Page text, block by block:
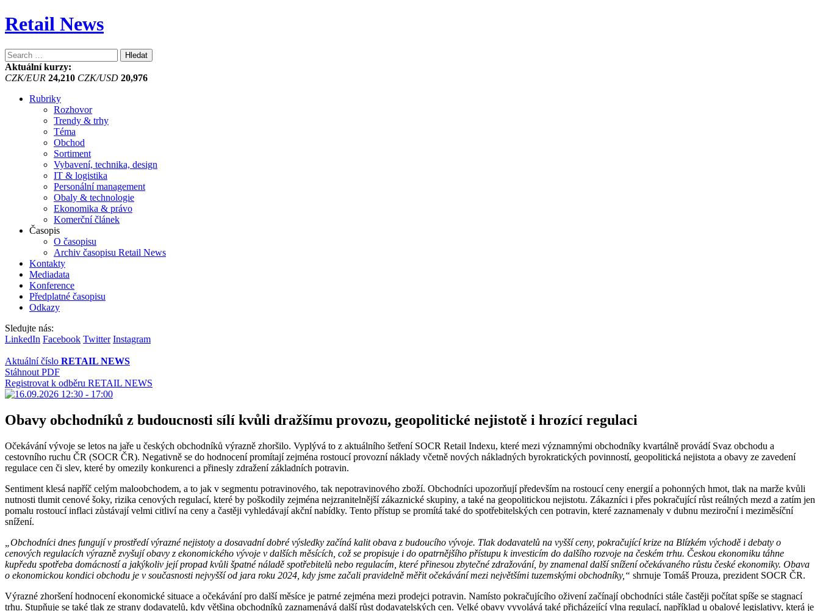
Retail News
Vyhledávání
Aktuální kurzy:
CZK/EUR 24,210 CZK/USD 20,976
Rubriky
Rozhovor
Trendy & trhy
Téma
Obchod
Sortiment
Vybavení, technika, design
IT & logistika
Personální management
Obaly & technologie
Ekonomika & právo
Komerční článek
Časopis
O časopisu
Archiv časopisu Retail News
Kontakty
Mediadata
Konference
Předplatné časopisu
Odkazy
Sledujte nás:
LinkedIn Facebook Twitter Instagram
Aktuální číslo RETAIL NEWS
Stáhnout PDF
Registrovat k odběru RETAIL NEWS
Obavy obchodníků z budoucnosti sílí kvůli dražšímu provozu, geopolitické nejistotě i hrozící regulaci
Očekávání vývoje se letos na jaře u českých obchodníků výrazně zhoršilo. Vyplývá to z aktuálního šetření SOCR Retail Indexu, které mezi významnými obchodníky kvartálně provádí Svaz obchodu a
cestovního ruchu ČR (SOCR ČR). Negativně se do hodnocení promítají zejména rostoucí provozní náklady včetně nových nákladných byrokratických povinností, geopolitická nejistota a obavy ze zavedení
regulace cen či slev, které by omezily konkurenci a přinesly zdražení základních potravin.
Sentiment klesá napříč celým maloobchodem, a to jak v segmentu potravinového, tak nepotravinového zboží. Obchodníci upozorňují především na rostoucí ceny energií a pohonných hmot, tlak na marže kvůli
nutnosti tlumit cenové šoky, rizika cenových regulací, které by poškodily zejména nejzranitelnější zákaznické skupiny, a také na geopolitickou nejistotu. Zákazníci i přes pokračující růst reálných mezd a zatím jen
pomalu rostoucí inflaci zůstávají velmi citliví na ceny a častěji vyhledávají akční nabídky. Tento přístup se promítá také do spotřebitelských cen potravin, které zaznamenaly v dubnu meziroční i meziměsíční
snížení.
„Obchodníci dnes fungují v prostředí výrazné nejistoty a dosavadní dobré výsledky začíná kalit obava z budoucího vývoje. Tlak dodavatelů na vyšší ceny, pokračující krize na Blízkém východě i debaty o
cenových regulacích výrazně zvyšují obavy z ekonomického vývoje v dalších měsících, což se propisuje i do opatrnějšího přístupu k investicím do dalšího rozvoje na českém trhu. Českou ekonomiku táhne
kupředu spotřeba domácností a jakýkoliv její propad kvůli špatné náladě spotřebitelů nebo regulacím, které přinesou zbytečné zdražování, by znamenal další snížení očekávaného růstu české ekonomiky. Obava
o ekonomickou kondici obchodu je v současnosti nejvyšší od jara roku 2024, kdy jsme začali pravidelně měřit očekávání mezi největšími tuzemskými obchodníky,“ shrnuje Tomáš Prouza, prezident SOCR ČR.
Výrazné zhoršení hodnocení ekonomické situace a očekávání pro další měsíce je patrné zejména mezi prodejci potravin. Namísto pokračujícího oživení začínají obchodníci stále častěji počítat spíše se stagnací
trhu. Stupňuje se také tlak ze strany dodavatelů, kdy většina obchodníků zaznamenává další růst dodavatelských cen. Velké obavy vyvolává také přicházející vlna regulací, například u obalové legislativy, která je